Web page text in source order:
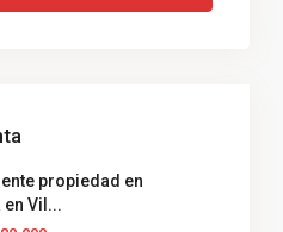
propiedad en
en Vil...